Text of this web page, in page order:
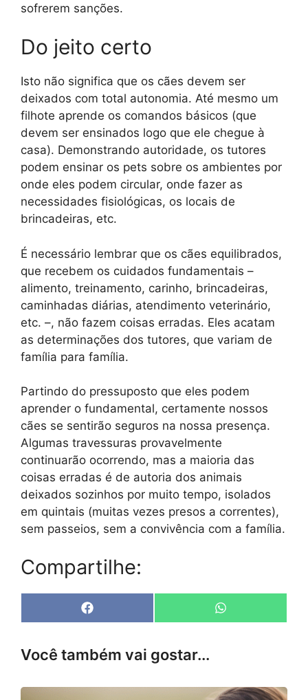
sofrerem sanções.
Do jeito certo
Isto não significa que os cães devem ser
deixados com total autonomia. Até mesmo um
filhote aprende os comandos básicos (que
devem ser ensinados logo que ele chegue à
casa). Demonstrando autoridade, os tutores
podem ensinar os pets sobre os ambientes por
onde eles podem circular, onde fazer as
necessidades fisiológicas, os locais de
brincadeiras, etc.
É necessário lembrar que os cães equilibrados,
que recebem os cuidados fundamentais –
alimento, treinamento, carinho, brincadeiras,
caminhadas diárias, atendimento veterinário,
etc. –, não fazem coisas erradas. Eles acatam
as determinações dos tutores, que variam de
família para família.
Partindo do pressuposto que eles podem
aprender o fundamental, certamente nossos
cães se sentirão seguros na nossa presença.
Algumas travessuras provavelmente
continuarão ocorrendo, mas a maioria das
coisas erradas é de autoria dos animais
deixados sozinhos por muito tempo, isolados
em quintais (muitas vezes presos a correntes),
sem passeios, sem a convivência com a família.
Compartilhe:
Share
on
F
a
e
b
Share
on
W
h
p
Você também vai gostar...